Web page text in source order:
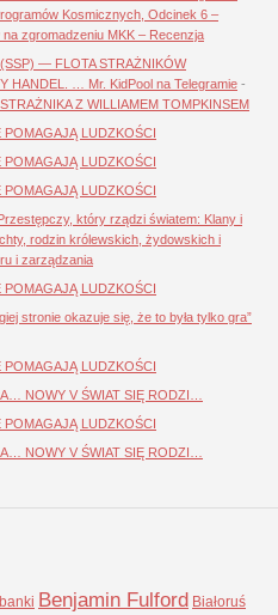
Kosmicznych, Odcinek 6 –
zgromadzeniu MKK – Recenzja
— FLOTA STRAŻNIKÓW
HANDEL. … Mr. KidPool na Telegramie -
Z WILLIAMEM TOMPKINSEM
LUDZKOŚCI
LUDZKOŚCI
LUDZKOŚCI
który rządzi światem: Klany i
rodzin królewskich, żydowskich i
i zarządzania
LUDZKOŚCI
stronie okazuje się, że to była tylko gra”
LUDZKOŚCI
NOWY V ŚWIAT SIĘ RODZI…
LUDZKOŚCI
NOWY V ŚWIAT SIĘ RODZI…
banki Benjamin Fulford Białoruś